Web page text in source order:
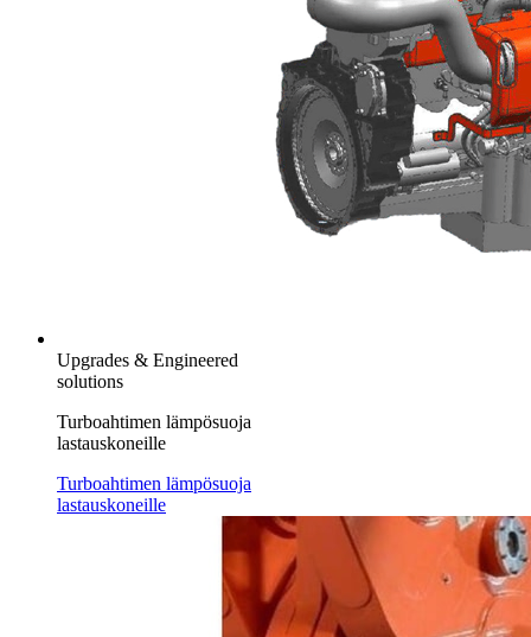
Upgrades & Engineered
solutions
Turboahtimen lämpösuoja
lastauskoneille
Turboahtimen lämpösuoja
lastauskoneille